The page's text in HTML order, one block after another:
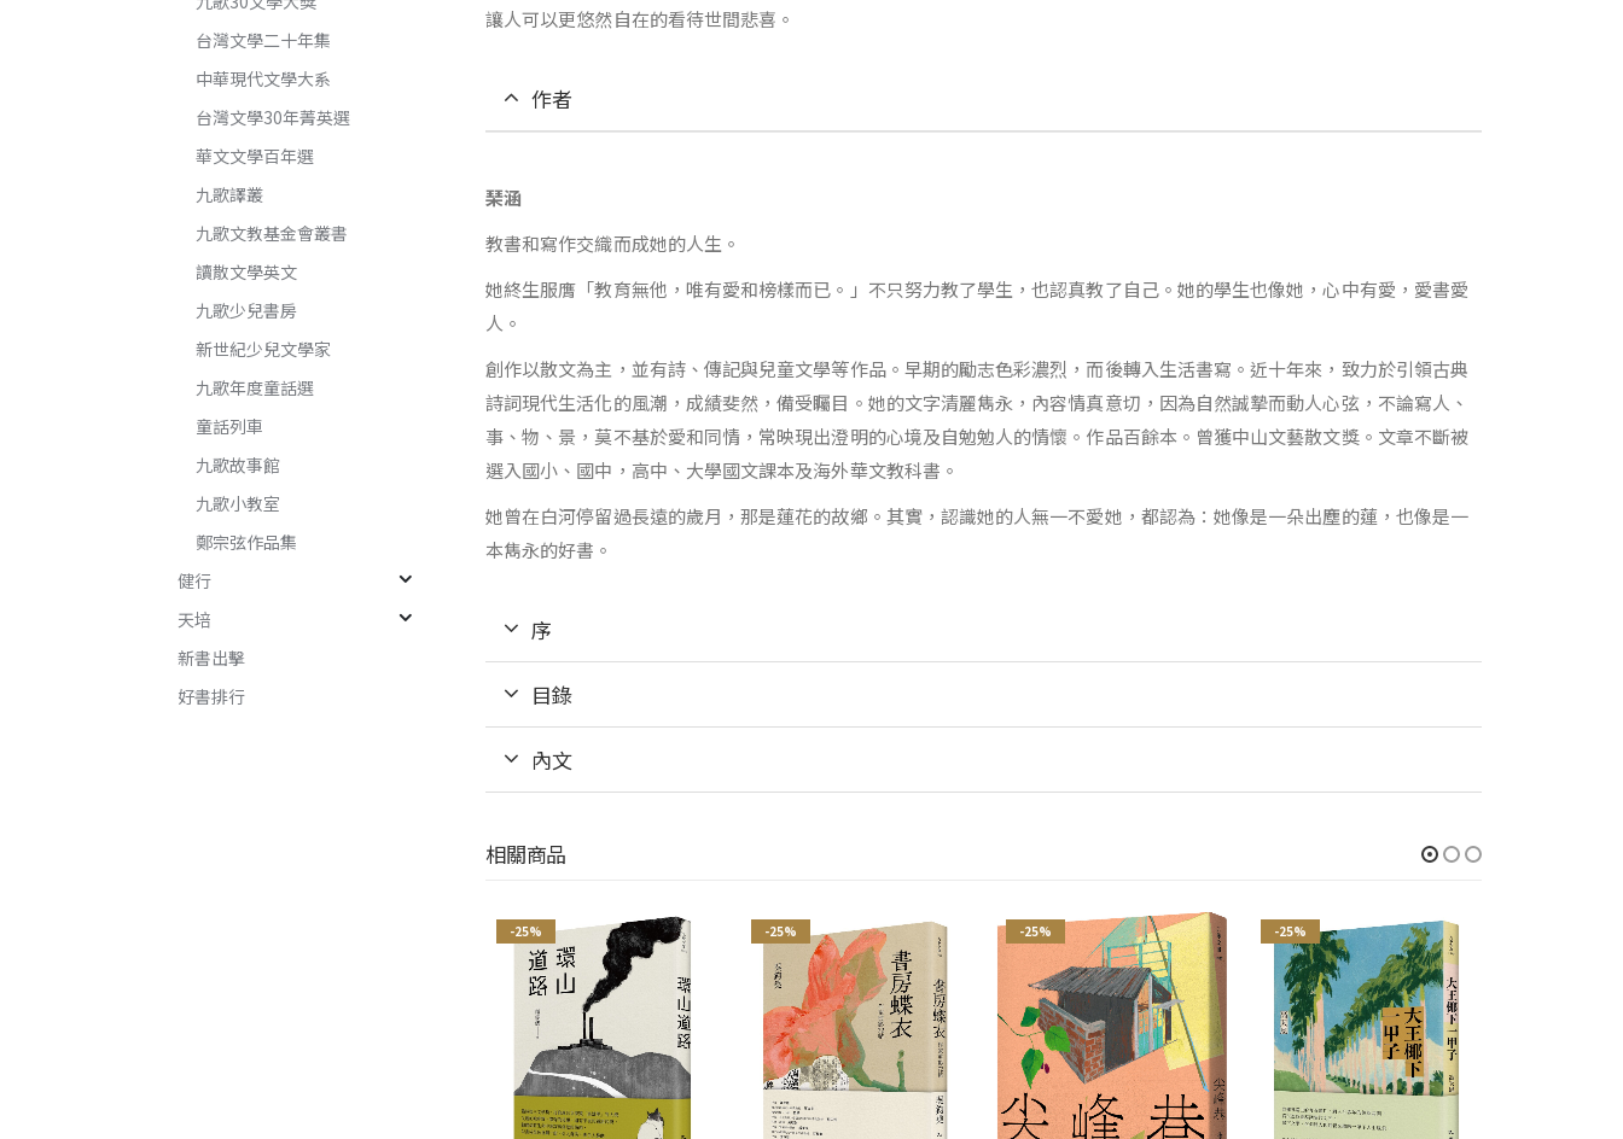
讓人可以更悠然自在的看待世間悲喜。
作者
琹涵
教書和寫作交織而成她的人生。
她終生服膺「教育無他，唯有愛和榜樣而已。」不只努力教了學生，也認真教了自己。她的學生也像她，心中有愛，愛書愛
人。
創作以散文為主，並有詩、傳記與兒童文學等作品。早期的勵志色彩濃烈，而後轉入生活書寫。近十年來，致力於引領古典
詩詞現代生活化的風潮，成績斐然，備受矚目。她的文字清麗雋永，內容情真意切，因為自然誠摯而動人心弦，不論寫人、
事、物、景，莫不基於愛和同情，常映現出澄明的心境及自勉勉人的情懷。作品百餘本。曾獲中山文藝散文獎。文章不斷被
選入國小、國中，高中、大學國文課本及海外華文教科書。
她曾在白河停留過長遠的歲月，那是蓮花的故鄉。其實，認識她的人無一不愛她，都認為：她像是一朵出塵的蓮，也像是一
本雋永的好書。
序
目錄
內文
相關商品
-25% -25% -25% -25%
台灣文學二十年集
中華現代文學大系
台灣文學30年菁英選
華文文學百年選
九歌譯叢
九歌文教基金會叢書
讀散文學英文
九歌少兒書房
新世紀少兒文學家
九歌年度童話選
童話列車
九歌故事館
九歌小教室
鄭宗弦作品集
健行
天培
新書出擊
好書排行